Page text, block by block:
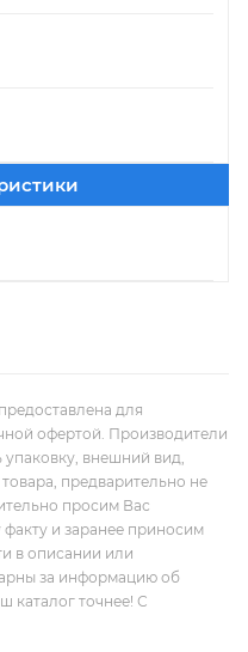
для
офертой. Производители
внешний вид,
предварительно не
просим Вас
и заранее приносим
в описании или
за информацию об
каталог точнее! С